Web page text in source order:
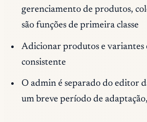
gerenciamento de produtos,
são funções de primeira classe
Adicionar produtos e variantes
consistente
O admin é separado do editor
um breve período de